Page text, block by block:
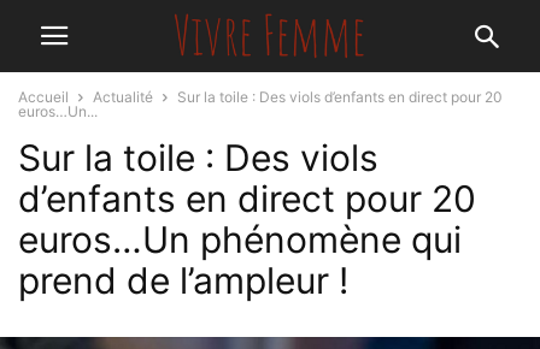
Accueil Actualité
Sur la toile : Des viols d’enfants en direct pour 20
euros…Un...
Sur la toile : Des viols
d’enfants en direct pour 20
euros…Un phénomène qui
prend de l’ampleur !